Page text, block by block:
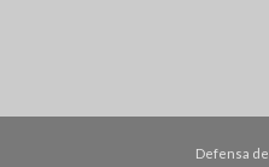
Defensa